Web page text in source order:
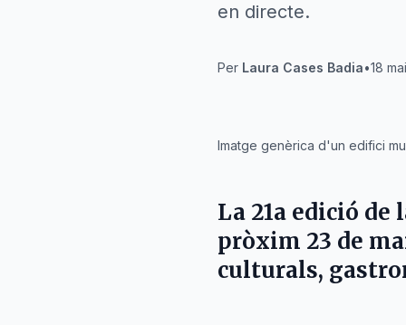
en directe.
Per Laura Cases Badia•18
Imatge genèrica d'un edifici
La 21a edició
pròxim 23 de
culturals,